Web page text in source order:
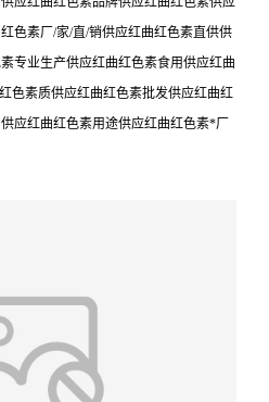
色素厂/家/直/销供应红曲红色素直供供
专业生产供应红曲红色素食用供应红曲
色素质供应红曲红色素批发供应红曲红
应红曲红色素用途供应红曲红色素*厂